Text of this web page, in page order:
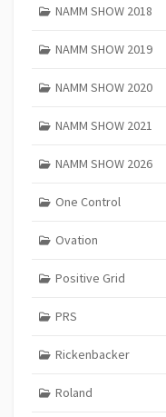
NAMM SHOW 2018
NAMM SHOW 2019
NAMM SHOW 2020
NAMM SHOW 2021
NAMM SHOW 2026
One Control
Ovation
Positive Grid
PRS
Rickenbacker
Roland